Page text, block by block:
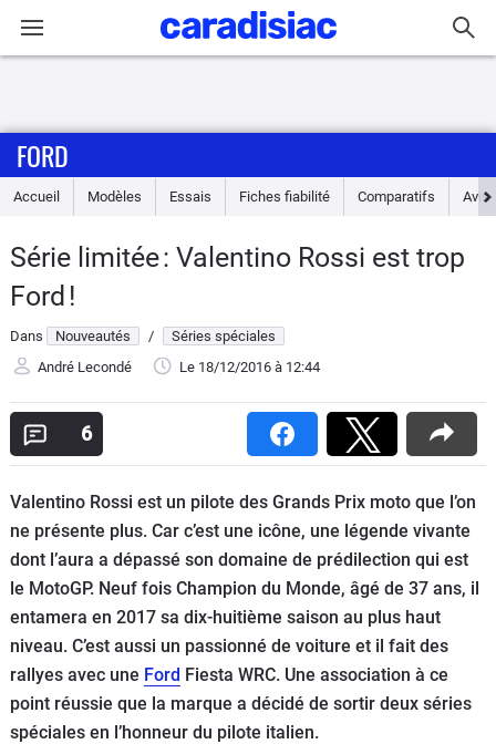
Accueil
Essais
Guide
d'achat
Electriques
Utilitaires
Flottes
Auto
Forum
Moto
FORD
Accueil Modèles Essais Fiches fiabilité Comparatifs Avis
Série limitée : Valentino Rossi est trop
Ford !
Dans Nouveautés /
Séries spéciales
André Lecondé
Le 18/12/2016 à 12:44
6
Valentino Rossi est un pilote des Grands Prix moto que l’on
ne présente plus. Car c’est une icône, une légende vivante
dont l’aura a dépassé son domaine de prédilection qui est
le MotoGP. Neuf fois Champion du Monde, âgé de 37 ans, il
entamera en 2017 sa dix-huitième saison au plus haut
niveau. C’est aussi un passionné de voiture et il fait des
rallyes avec une Ford Fiesta WRC. Une association à ce
point réussie que la marque a décidé de sortir deux séries
spéciales en l’honneur du pilote italien.